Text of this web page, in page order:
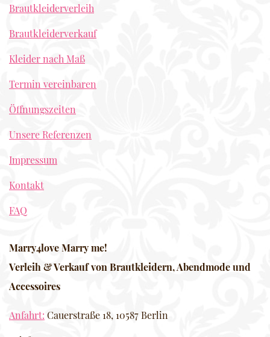
Brautkleiderverleih
Brautkleiderverkauf
Kleider nach Maß
Termin vereinbaren
Öffnungszeiten
Unsere Referenzen
Impressum
Kontakt
FAQ
Marry4love Marry me!
Verleih & Verkauf von Brautkleidern, Abendmode und
Accessoires
Anfahrt: Cauerstraße 18, 10587 Berlin